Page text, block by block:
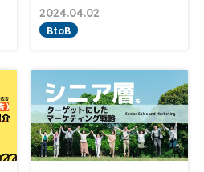
2024.04.02
BtoB